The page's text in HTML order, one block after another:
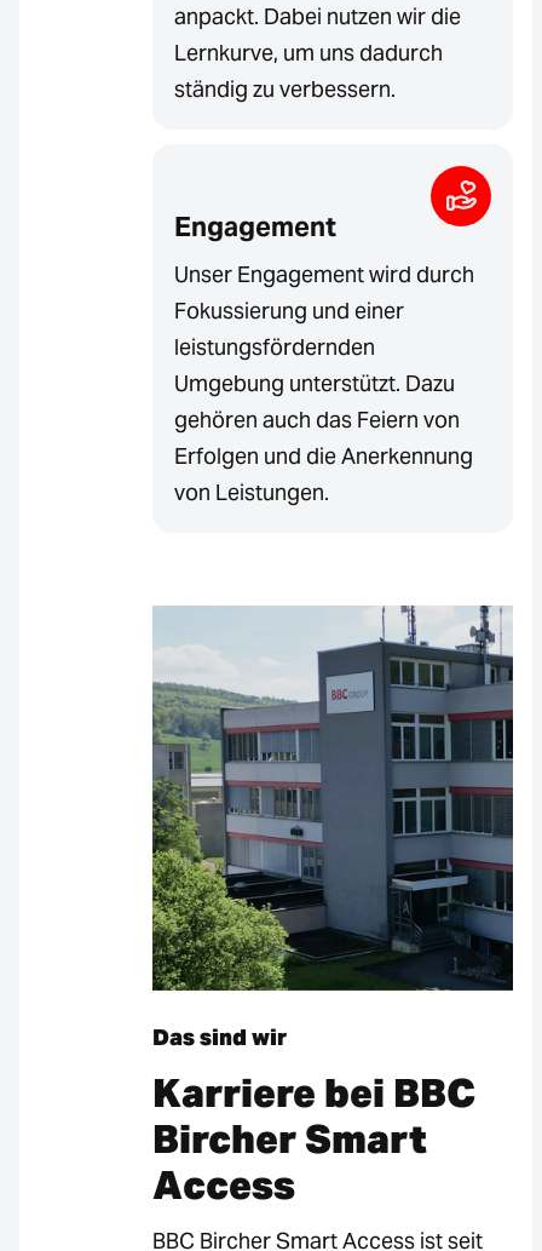
anpackt. Dabei nutzen wir die
Lernkurve, um uns dadurch
ständig zu verbessern.
Engagement
Unser Engagement wird durch
Fokussierung und einer
leistungsfördernden
Umgebung unterstützt. Dazu
gehören auch das Feiern von
Erfolgen und die Anerkennung
von Leistungen.
Das sind wir
Karriere bei BBC
Bircher Smart
Access
BBC Bircher Smart Access ist seit